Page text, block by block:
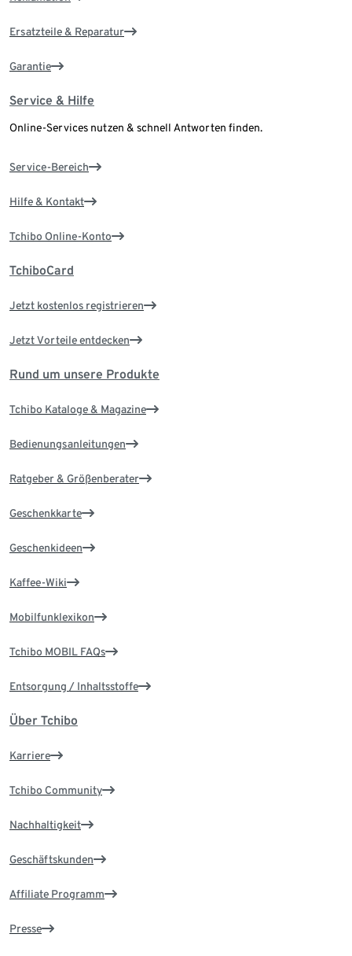
Ersatzteile & Reparatur
Garantie
Service & Hilfe
Online-Services nutzen & schnell Antworten finden.
Service-Bereich
Hilfe & Kontakt
Tchibo Online-Konto
TchiboCard
Jetzt kostenlos registrieren
Jetzt Vorteile entdecken
Rund um unsere Produkte
Tchibo Kataloge & Magazine
Bedienungsanleitungen
Ratgeber & Größenberater
Geschenkkarte
Geschenkideen
Kaffee-Wiki
Mobilfunklexikon
Tchibo MOBIL FAQs
Entsorgung / Inhaltsstoffe
Über Tchibo
Karriere
Tchibo Community
Nachhaltigkeit
Geschäftskunden
Affiliate Programm
Presse